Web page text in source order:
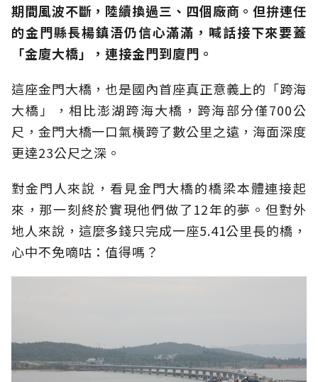
期間風波不斷，陸續換過三、四個廠商。但拚連任
的金門縣長楊鎮浯仍信心滿滿，喊話接下來要蓋
「金廈大橋」，連接金門到廈門。
這座金門大橋，也是國內首座真正意義上的「跨海
大橋」，相比澎湖跨海大橋，跨海部分僅700公
尺，金門大橋一口氣橫跨了數公里之遠，海面深度
更達23公尺之深。
對金門人來說，看見金門大橋的橋梁本體連接起
來，那一刻終於實現他們做了12年的夢。但對外
地人來說，這麼多錢只完成一座5.41公里長的橋，
心中不免嘀咕：值得嗎？